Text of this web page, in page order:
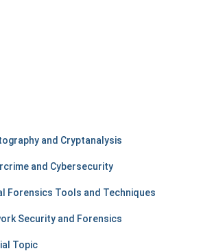
and Cryptanalysis
and Cybersecurity
Forensics Tools and Techniques
Security and Forensics
Topic